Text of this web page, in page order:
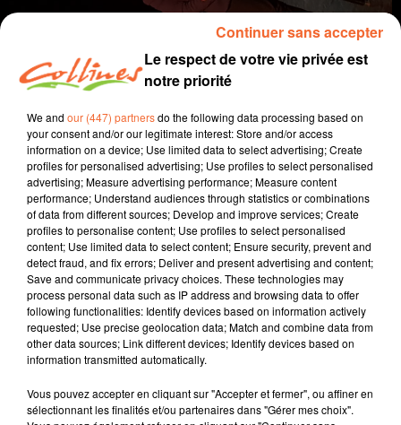
Le Président Rousset était à Bressuire mercredi 16 octobre
accompagner des projets du Bocage bressuirais. Reportage
Patrice Bémanangy
TITRES DIFFUSÉS
6h54
6h54 6h51
6h51
Le respect de votre vie privée est
notre priorité
We and our (447) partnersdo the following data processing based on
your consent and/or our legitimate interest: Store and/or access
information on a device; Use limited data to select advertising; Create
profiles for personalised advertising; Use profiles to select personalised
advertising; Measure advertising performance; Measure content
performance; Understand audiences through statistics or combinations
of data from different sources; Develop and improve services; Create
profiles to personalise content; Use profiles to select personalised
content; Use limited data to select content; Ensure security, prevent and
detect fraud, and fix errors; Deliver and present advertising and content;
Save and communicate privacy choices. These technologies may
process personal data such as IP address and browsing data to offer
following functionalities: Identify devices based on information actively
requested; Use precise geolocation data; Match and combine data from
other data sources; Link different devices; Identify devices based on
information transmitted automatically.
Vous pouvez accepter en cliquant sur "Accepter et fermer", ou affiner en
sélectionnant les finalités et/ou partenaires dans "Gérer mes choix".
Continuer sans accepter